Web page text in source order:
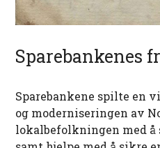
Sparebankenes
Sparebankene spilte
og moderniseringen av
lokalbefolkningen med